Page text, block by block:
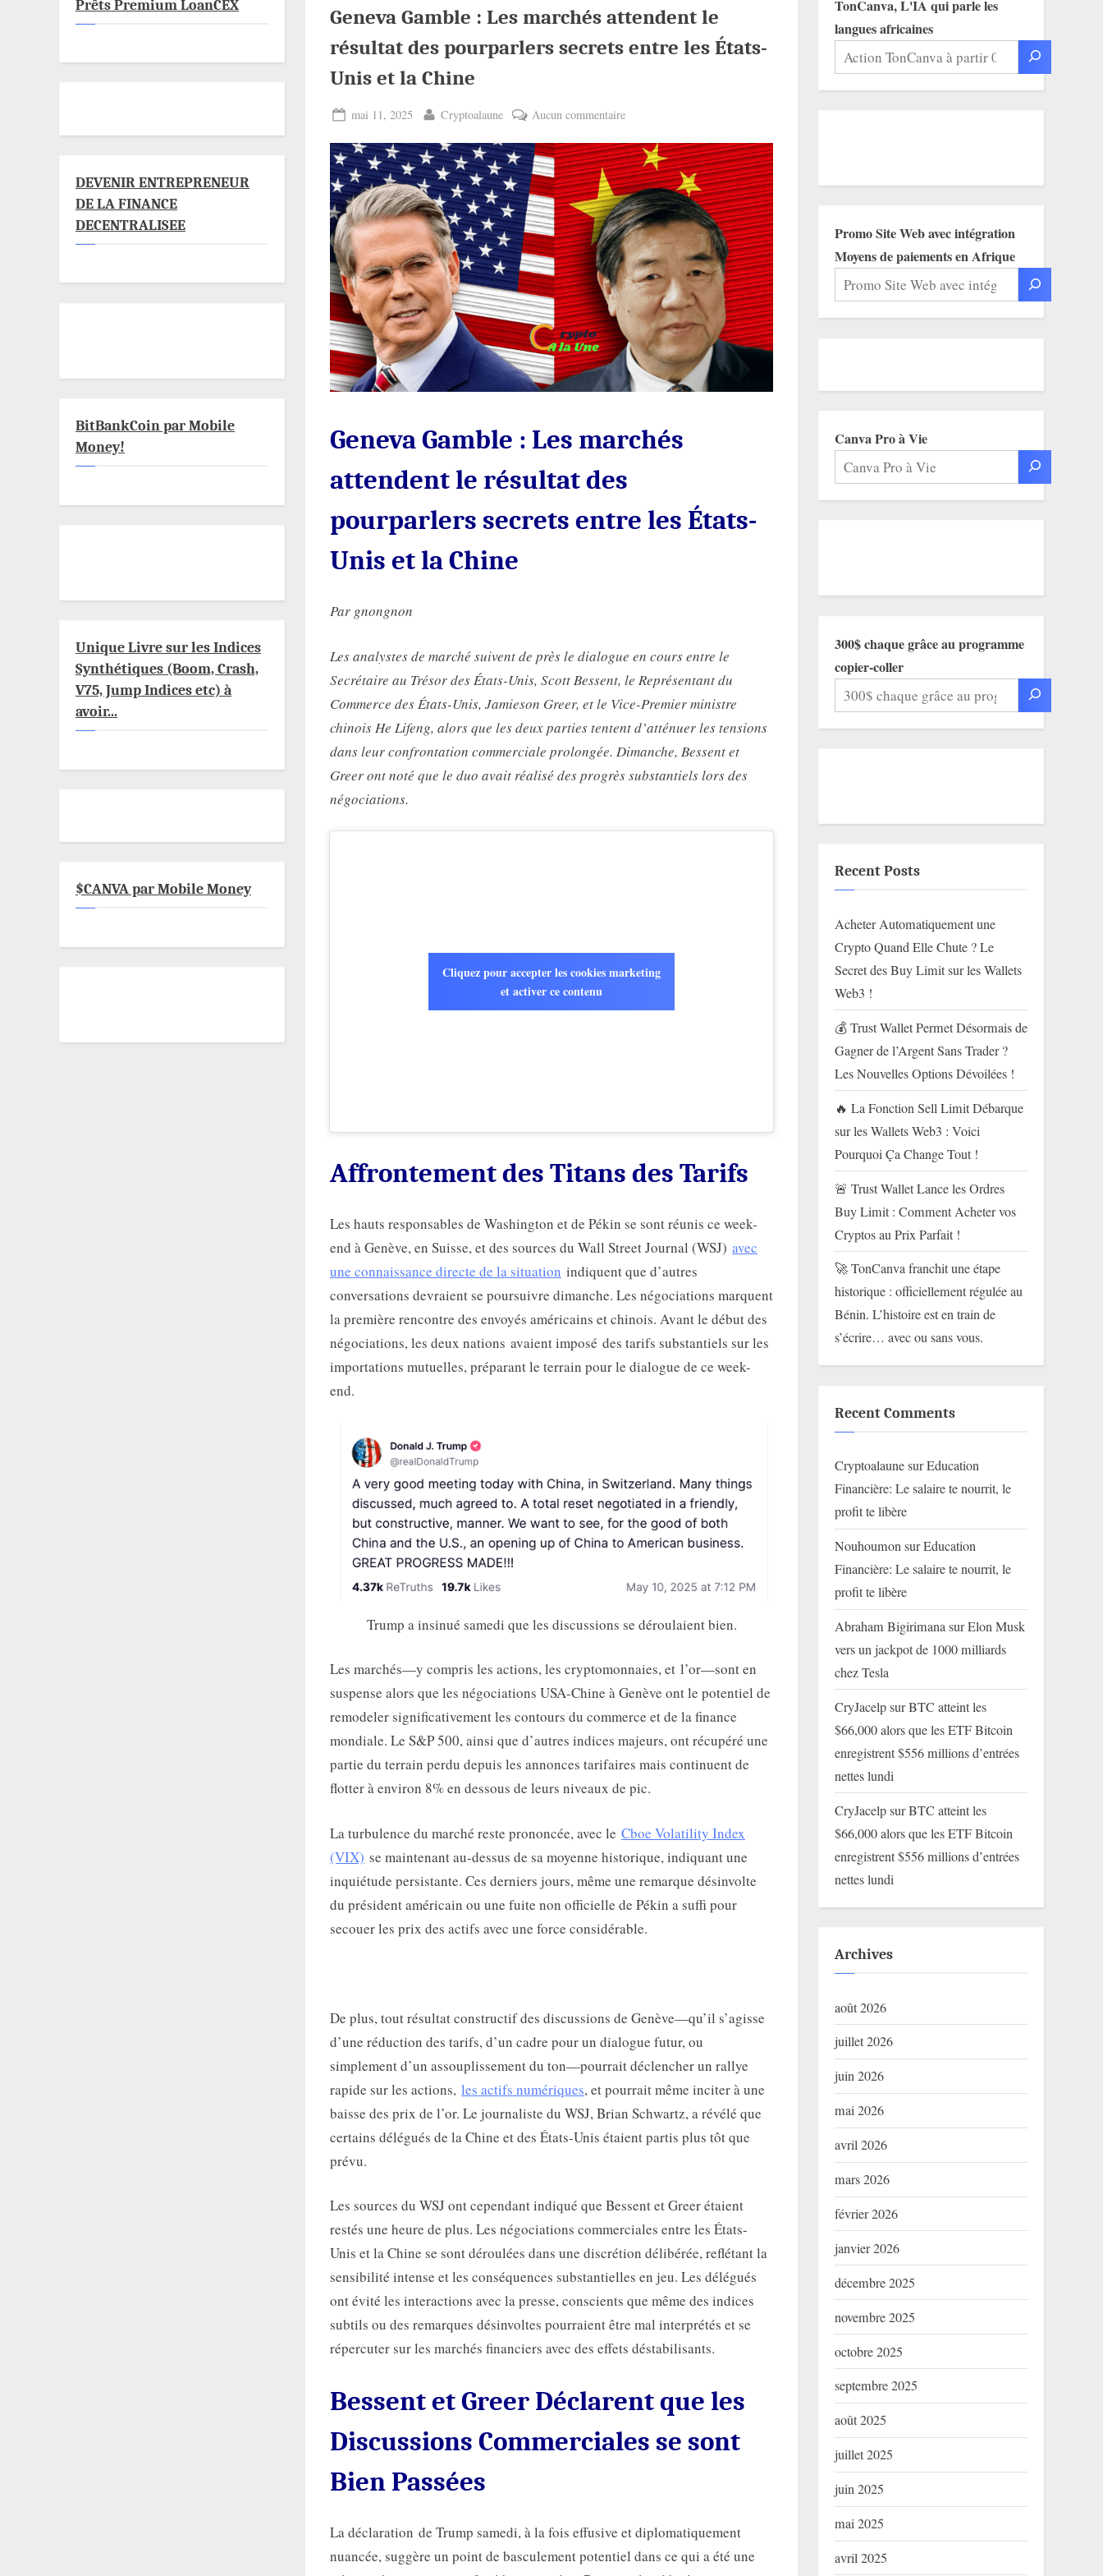
Geneva Gamble : Les marchés attendent le
résultat des pourparlers secrets entre les États-
Unis et la Chine
Posted
mai 11, 2025 By
Cryptoalaune Aucun commentairesur
Gamble
:
Les
marchés
attendent
le
résultat
des
pourparlers
secrets
entre
les
et
Chine
Geneva Gamble : Les marchés
attendent le résultat des
pourparlers secrets entre les États-
Unis et la Chine
Par gnongnon
Les analystes de marché suivent de près le dialogue en cours entre le
Secrétaire au Trésor des États-Unis, Scott Bessent, le Représentant du
Commerce des États-Unis, Jamieson Greer, et le Vice-Premier ministre
chinois He Lifeng, alors que les deux parties tentent d’atténuer les tensions
dans leur confrontation commerciale prolongée. Dimanche, Bessent et
Greer ont noté que le duo avait réalisé des progrès substantiels lors des
négociations.
Cliquez pour accepter les cookies marketing
et activer ce contenu
Affrontement des Titans des Tarifs
Les hauts responsables de Washington et de Pékin se sont réunis ce week-
end à Genève, en Suisse, et des sources du Wall Street Journal (WSJ) avec
une connaissance directe de la situation indiquent que d’autres
conversations devraient se poursuivre dimanche. Les négociations marquent
la première rencontre des envoyés américains et chinois. Avant le début des
négociations, les deux nations avaient imposé des tarifs substantiels sur les
importations mutuelles, préparant le terrain pour le dialogue de ce week-
end.
Trump a insinué samedi que les discussions se déroulaient bien.
Les marchés—y compris les actions, les cryptomonnaies, et l’or—sont en
suspense alors que les négociations USA-Chine à Genève ont le potentiel de
remodeler significativement les contours du commerce et de la finance
mondiale. Le S&P 500, ainsi que d’autres indices majeurs, ont récupéré une
partie du terrain perdu depuis les annonces tarifaires mais continuent de
flotter à environ 8% en dessous de leurs niveaux de pic.
La turbulence du marché reste prononcée, avec le Cboe Volatility Index
(VIX) se maintenant au-dessus de sa moyenne historique, indiquant une
inquiétude persistante. Ces derniers jours, même une remarque désinvolte
du président américain ou une fuite non officielle de Pékin a suffi pour
secouer les prix des actifs avec une force considérable.
De plus, tout résultat constructif des discussions de Genève—qu’il s’agisse
d’une réduction des tarifs, d’un cadre pour un dialogue futur, ou
simplement d’un assouplissement du ton—pourrait déclencher un rallye
rapide sur les actions, les actifs numériques, et pourrait même inciter à une
baisse des prix de l’or. Le journaliste du WSJ, Brian Schwartz, a révélé que
certains délégués de la Chine et des États-Unis étaient partis plus tôt que
prévu.
Les sources du WSJ ont cependant indiqué que Bessent et Greer étaient
restés une heure de plus. Les négociations commerciales entre les États-
Unis et la Chine se sont déroulées dans une discrétion délibérée, reflétant la
sensibilité intense et les conséquences substantielles en jeu. Les délégués
ont évité les interactions avec la presse, conscients que même des indices
subtils ou des remarques désinvoltes pourraient être mal interprétés et se
répercuter sur les marchés financiers avec des effets déstabilisants.
Bessent et Greer Déclarent que les
Discussions Commerciales se sont
Bien Passées
La déclaration de Trump samedi, à la fois effusive et diplomatiquement
nuancée, suggère un point de basculement potentiel dans ce qui a été une
Prêts Premium LoanCEX
DEVENIR ENTREPRENEUR
DE LA FINANCE
DECENTRALISEE
BitBankCoin par Mobile
Money!
Unique Livre sur les Indices
Synthétiques (Boom, Crash,
V75, Jump Indices etc) à
avoir...
$CANVA par Mobile Money
TonCanva, L'IA qui parle les
langues africaines
Promo Site Web avec intégration
Moyens de paiements en Afrique
Canva Pro à Vie
300$ chaque grâce au programme
copier-coller
Recent Posts
Acheter Automatiquement une
Crypto Quand Elle Chute ? Le
Secret des Buy Limit sur les Wallets
Web3 !
💰 Trust Wallet Permet Désormais de
Gagner de l’Argent Sans Trader ?
Les Nouvelles Options Dévoilées !
🔥 La Fonction Sell Limit Débarque
sur les Wallets Web3 : Voici
Pourquoi Ça Change Tout !
🚨 Trust Wallet Lance les Ordres
Buy Limit : Comment Acheter vos
Cryptos au Prix Parfait !
🚀 TonCanva franchit une étape
historique : officiellement régulée au
Bénin. L’histoire est en train de
s’écrire… avec ou sans vous.
Recent Comments
CryptoalaunesurEducation
Financière: Le salaire te nourrit, le
profit te libère
NouhoumonsurEducation
Financière: Le salaire te nourrit, le
profit te libère
Abraham BigirimanasurElon Musk
vers un jackpot de 1000 milliards
chez Tesla
CryJacelpsurBTC atteint les
$66,000 alors que les ETF Bitcoin
enregistrent $556 millions d’entrées
nettes lundi
CryJacelpsurBTC atteint les
$66,000 alors que les ETF Bitcoin
enregistrent $556 millions d’entrées
nettes lundi
Archives
août 2026
juillet 2026
juin 2026
mai 2026
avril 2026
mars 2026
février 2026
janvier 2026
décembre 2025
novembre 2025
octobre 2025
septembre 2025
août 2025
juillet 2025
juin 2025
mai 2025
avril 2025